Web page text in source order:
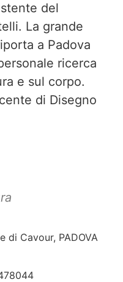
del
La grande
a Padova
ricerca
e sul corpo.
di Disegno
di Cavour, PADOVA